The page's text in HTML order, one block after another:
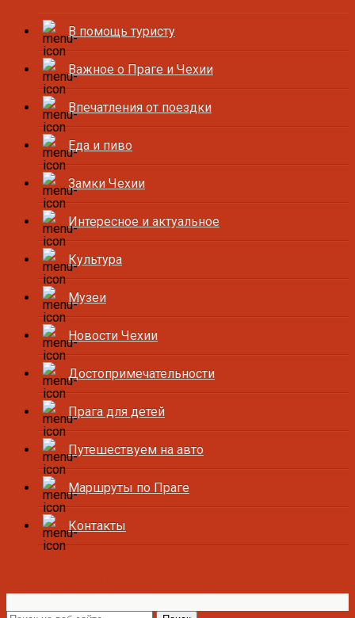
В помощь туристу
Важное о Праге и Чехии
Впечатления от поездки
Еда и пиво
Замки Чехии
Интересное и актуальное
Культура
Музеи
Новости Чехии
Достопримечательности
Прага для детей
Путешествуем на авто
Маршруты по Праге
Контакты